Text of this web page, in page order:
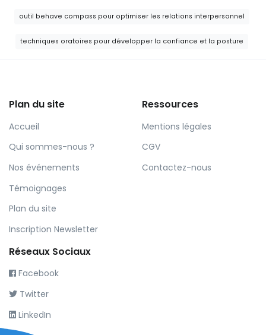
outil behave compass pour optimiser les relations interpersonnel
techniques oratoires pour développer la confiance et la posture
Plan du site
Accueil
Qui sommes-nous ?
Nos événements
Témoignages
Plan du site
Inscription Newsletter
Ressources
Mentions légales
CGV
Contactez-nous
Réseaux Sociaux
Facebook
Twitter
LinkedIn